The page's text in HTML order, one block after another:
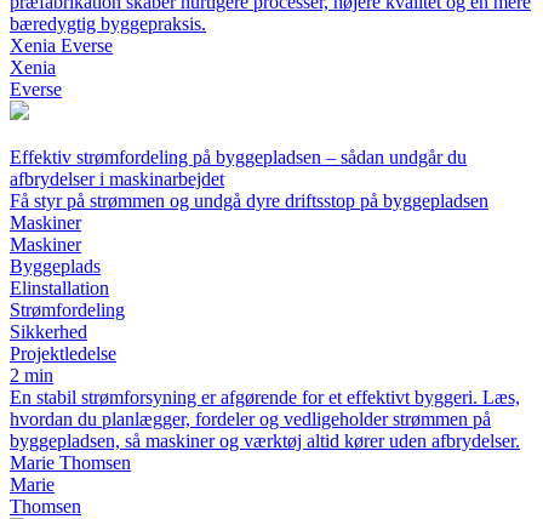
bæredygtig byggepraksis.
Xenia Everse
Xenia
Everse
Effektiv strømfordeling på byggepladsen – sådan undgår du
afbrydelser i maskinarbejdet
Få styr på strømmen og undgå dyre driftsstop på byggepladsen
Maskiner
Maskiner
Byggeplads
Elinstallation
Strømfordeling
Sikkerhed
Projektledelse
2 min
En stabil strømforsyning er afgørende for et effektivt byggeri. Læs,
hvordan du planlægger, fordeler og vedligeholder strømmen på
byggepladsen, så maskiner og værktøj altid kører uden afbrydelser.
Marie Thomsen
Marie
Thomsen